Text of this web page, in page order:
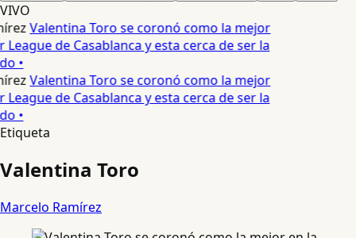
VIVO
Valentina Toro se coronó como la mejor
de Casablanca y esta cerca de ser la
•
Valentina Toro se coronó como la mejor
de Casablanca y esta cerca de ser la
•
Etiqueta
Valentina Toro
Marcelo Ramírez